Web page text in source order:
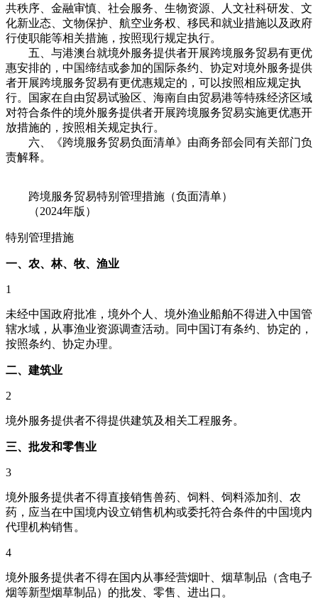
共秩序、金融审慎、社会服务、生物资源、人文社科研发、文
化新业态、文物保护、航空业务权、移民和就业措施以及政府
行使职能等相关措施，按照现行规定执行。
五、与港澳台就境外服务提供者开展跨境服务贸易有更优
惠安排的，中国缔结或参加的国际条约、协定对境外服务提供
者开展跨境服务贸易有更优惠规定的，可以按照相应规定执
行。国家在自由贸易试验区、海南自由贸易港等特殊经济区域
对符合条件的境外服务提供者开展跨境服务贸易实施更优惠开
放措施的，按照相关规定执行。
六、《跨境服务贸易负面清单》由商务部会同有关部门负
责解释。
跨境服务贸易特别管理措施（负面清单）
（2024年版）
特别管理措施
一、农、林、牧、渔业
1
未经中国政府批准，境外个人、境外渔业船舶不得进入中国管
辖水域，从事渔业资源调查活动。同中国订有条约、协定的，
按照条约、协定办理。
二、建筑业
2
境外服务提供者不得提供建筑及相关工程服务。
三、批发和零售业
3
境外服务提供者不得直接销售兽药、饲料、饲料添加剂、农
药，应当在中国境内设立销售机构或委托符合条件的中国境内
代理机构销售。
4
境外服务提供者不得在国内从事经营烟叶、烟草制品（含电子
烟等新型烟草制品）的批发、零售、进出口。